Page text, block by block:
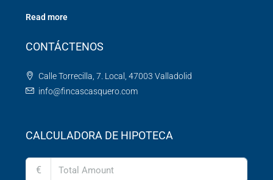
Read more
CONTÁCTENOS
Calle Torrecilla, 7. Local, 47003 Valladolid
info@fincascasquero.com
CALCULADORA DE HIPOTECA
€